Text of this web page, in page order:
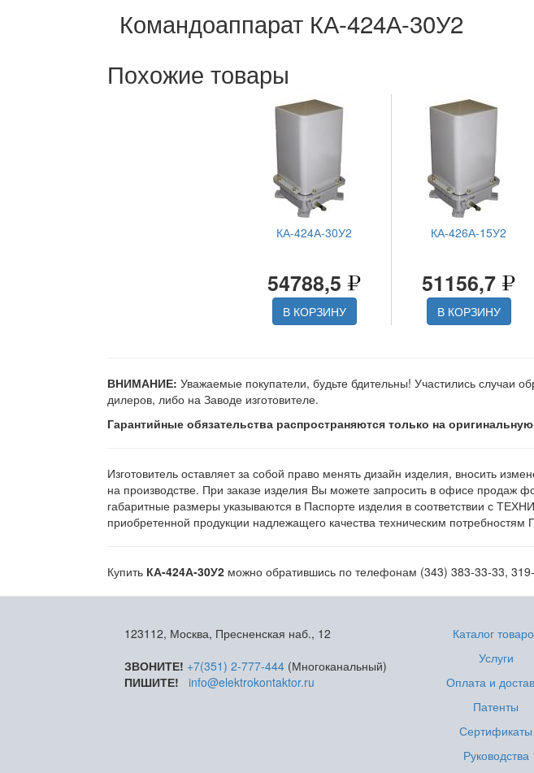
Командоаппарат КА-424А-30У2
Похожие товары
КА-424А-30У2
54788,5
В КОРЗИНУ
КА-426А-15У2
51156,7
В КОРЗИНУ
ВНИМАНИЕ: Уважаемые покупатели, будьте бдительны! Участились случаи
дилеров, либо на Заводе изготовителе.
Гарантийные обязательства распространяются только на
Изготовитель оставляет за собой право менять дизайн изделия, вносить
на производстве. При заказе изделия Вы можете запросить в офисе продаж
габаритные размеры указываются в Паспорте изделия в соответствии с
приобретенной продукции надлежащего качества техническим потребностям
Купить КА-424А-30У2 можно обратившись по телефонам (343) 383-33-33,
123112, Москва, Пресненская наб., 12
ЗВОНИТЕ! +7(351) 2-777-444 (Многоканальный)
ПИШИТЕ!
info@elektrokontaktor.ru
Каталог
Услуги
Оплата и
Патенты
Сертификаты
Руководства